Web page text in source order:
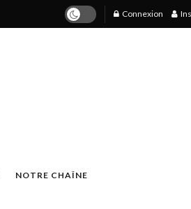
Connexion
NOTRE CHAÎNE